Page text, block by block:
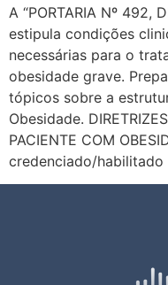
A “PORTARIA Nº 492,
estipula condições
necessárias para o
obesidade grave.
tópicos sobre a
Obesidade.
PACIENTE COM
credenciado/